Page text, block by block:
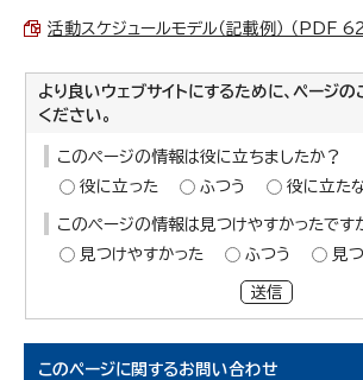
活動スケジュールモデル（記載例） （PDF
より良いウェブサイトにするために、ページ
ください。
このページの情報は役に立ちましたか？
役に立った
ふつう 役に立た
このページの情報は見つけやすかったです
見つけやすかった
ふつう 見
送信
このページに関するお問い合わせ